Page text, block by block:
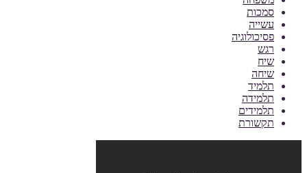
סמכות
עשייה
פסיכולוגיה
רגש
שיח
שיחה
תלמיד
תלמידה
תלמידים
תקשורת